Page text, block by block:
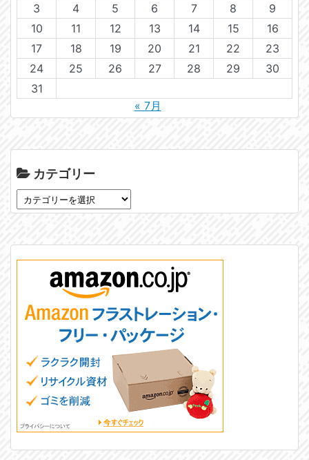
3
4 5 6 7 8
9
10
11 12 13 14 15
16
17
18 19 20 21 22
23
24
25 26 27 28 29
30
31
« 7月
カテゴリー